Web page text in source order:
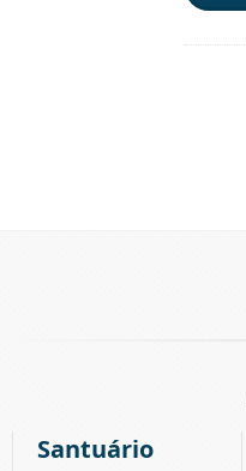
Santuário